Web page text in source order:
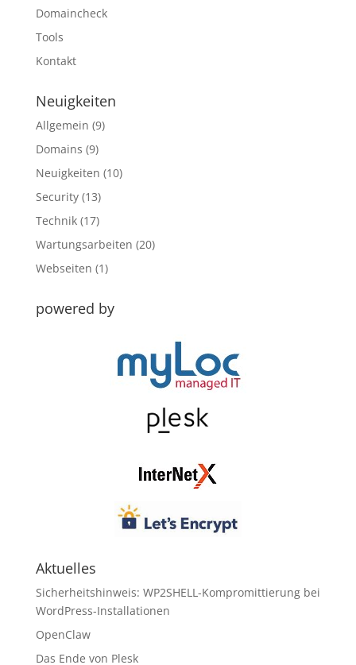
Domaincheck
Tools
Kontakt
Neuigkeiten
Allgemein (9)
Domains (9)
Neuigkeiten (10)
Security(13)
Technik(17)
Wartungsarbeiten (20)
Webseiten (1)
powered by
Aktuelles
Sicherheitshinweis: WP2SHELL-Kompromittierung bei
WordPress-Installationen
OpenClaw
Das Ende von Plesk